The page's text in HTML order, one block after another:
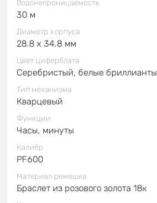
Водонепроницаемость
30 м
Диаметр корпуса
28.8 x 34.8 мм
Цвет циферблата
Серебристый, белые бриллианты
Тип механизма
Кварцевый
Функции
Часы, минуты
Калибр
PF600
Материал ремешка
Браслет из розового золота 18к